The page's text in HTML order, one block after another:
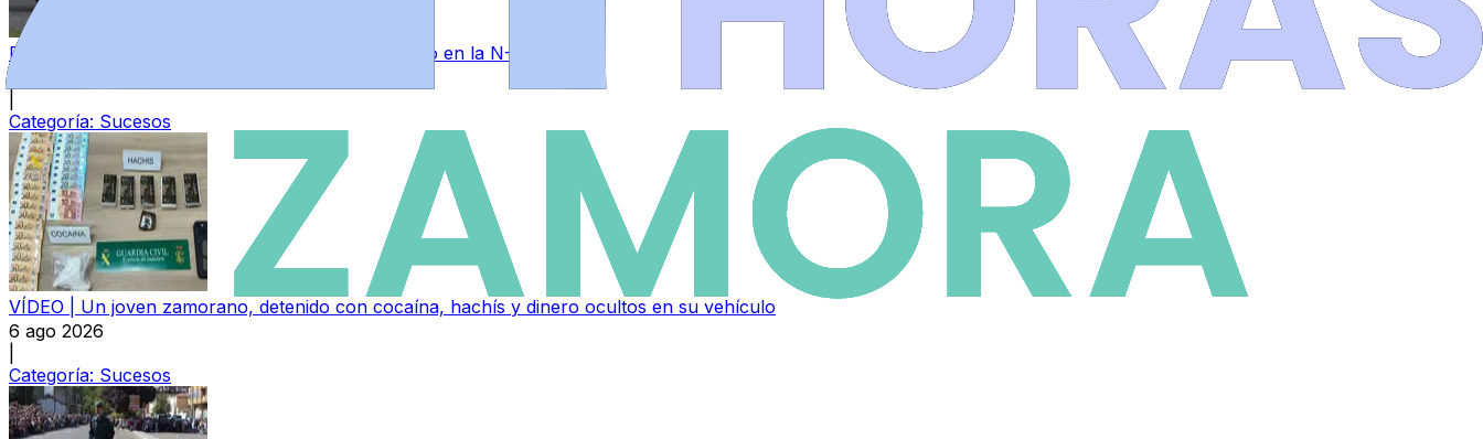
Dos heridos tras colisionar un camión y un turismo en la N-525
Categoría: Sucesos
VÍDEO | Un joven zamorano, detenido con cocaína, hachís y dinero ocultos en su vehículo
6 ago 2026
Categoría: Sucesos